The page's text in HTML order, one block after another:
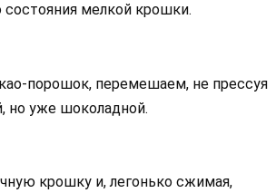
состояния мелкой крошки.
порошок, перемешаем, не прессуя
но уже шоколадной.
крошку и, легонько сжимая,